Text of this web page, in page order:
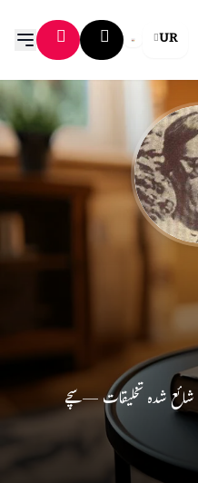
UR
شائع شدہ تخلیقات — سچے